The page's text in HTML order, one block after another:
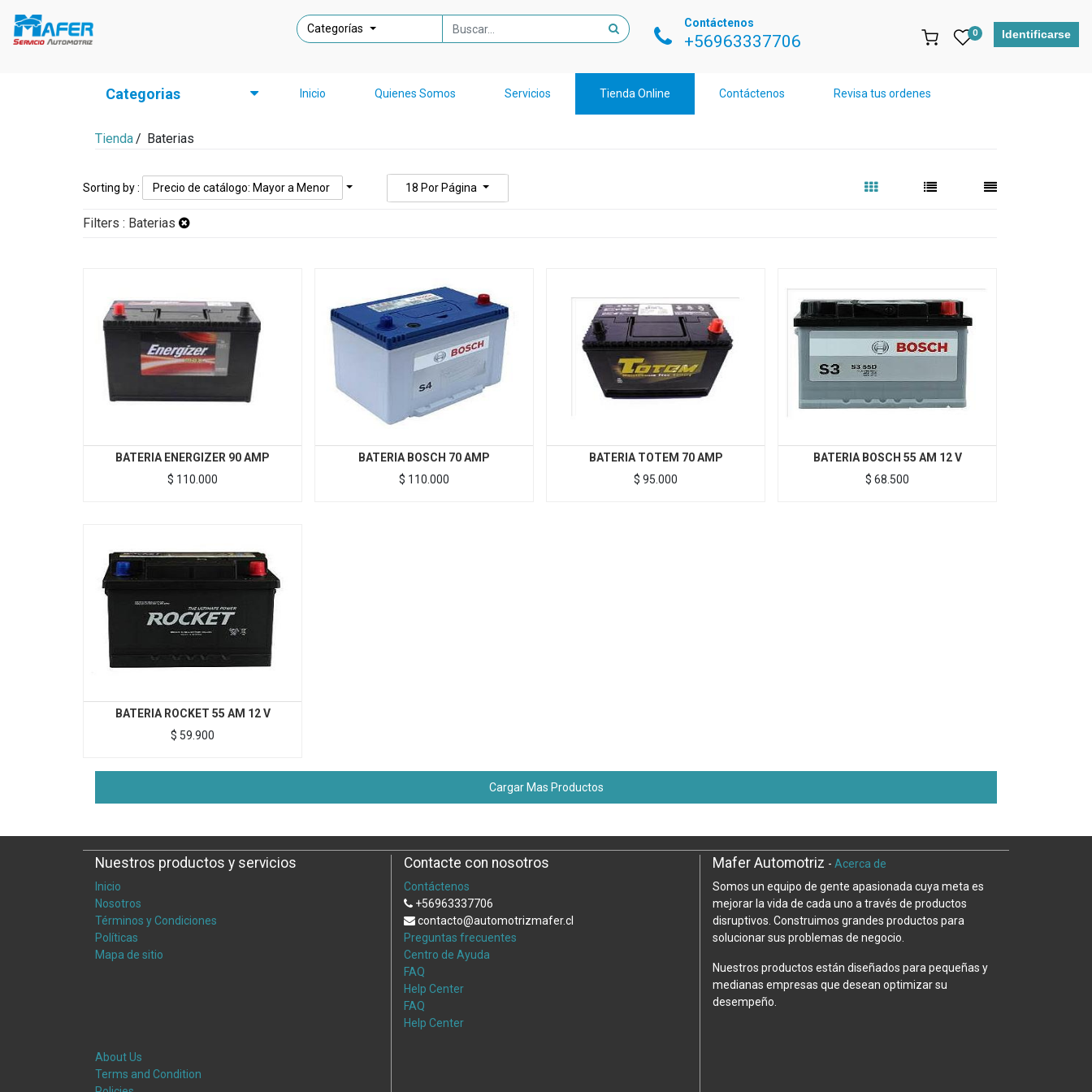
Categorías Contáctenos
+56963337706 0 Identificarse
Categorias Inicio Quienes Somos Servicios Tienda Online Contáctenos Revisa tus ordenes
Tienda/ Baterias
Sorting by : Precio de catálogo: Mayor a Menor 18 Por Página
Filters : Baterias
BATERIA ENERGIZER 90 AMP
$ 110.000
BATERIA BOSCH 70 AMP
$ 110.000
BATERIA TOTEM 70 AMP
$ 95.000
BATERIA BOSCH 55 AM 12 V
$ 68.500
BATERIA ROCKET 55 AM 12 V
$ 59.900
Cargar Mas Productos
Nuestros productos y servicios
Inicio
Nosotros
Términos y Condiciones
Políticas
Mapa de sitio
About Us
Terms and Condition
Contacte con nosotros
Contáctenos
+56963337706
contacto@automotrizmafer.cl
Preguntas frecuentes
Centro de Ayuda
FAQ
Help Center
FAQ
Help Center
Mafer Automotriz - Acerca de
Somos un equipo de gente apasionada cuya meta es
mejorar la vida de cada uno a través de productos
disruptivos. Construimos grandes productos para
solucionar sus problemas de negocio.
Nuestros productos están diseñados para pequeñas y
medianas empresas que desean optimizar su
desempeño.